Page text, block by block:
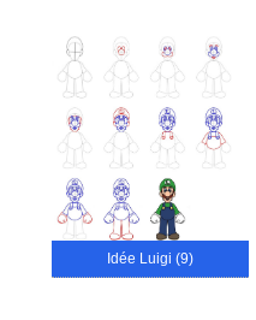
Idée Luigi (9)